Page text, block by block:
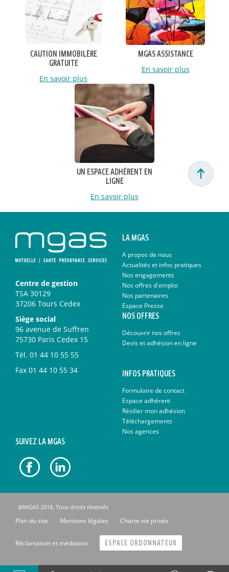
CAUTION IMMOBILÈRE
GRATUITE
En savoir plus
MGAS ASSISTANCE
En savoir plus
UN ESPACE ADHÉRENT EN
LIGNE
En savoir plus
Centre de gestion
TSA 30129
37206 Tours Cedex
Siège social
96 avenue de Suffren
75730 Paris Cedex 15
Tél. 01 44 10 55 55
Fax 01 44 10 55 34
LA MGAS
A propos de nous
Actualités et infos pratiques
Nos engagements
Nos offres d'emploi
Nos partenaires
Espace Presse
NOS OFFRES
Découvrir nos offres
Devis et adhésion en ligne
INFOS PRATIQUES
Formulaire de contact
Espace adhérent
Résilier mon adhésion
Téléchargements
Nos agences
SUIVEZ LA MGAS
@MGAS 2018. Tous droits réservés
Plan du site Mentions légales Charte vie privée
Réclamation et médiation ESPACE ORDONNATEUR